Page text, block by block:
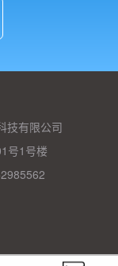
技有限公司
号1号楼